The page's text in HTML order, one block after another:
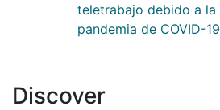
teletrabajo debido a la
pandemia de COVID-19
Discover